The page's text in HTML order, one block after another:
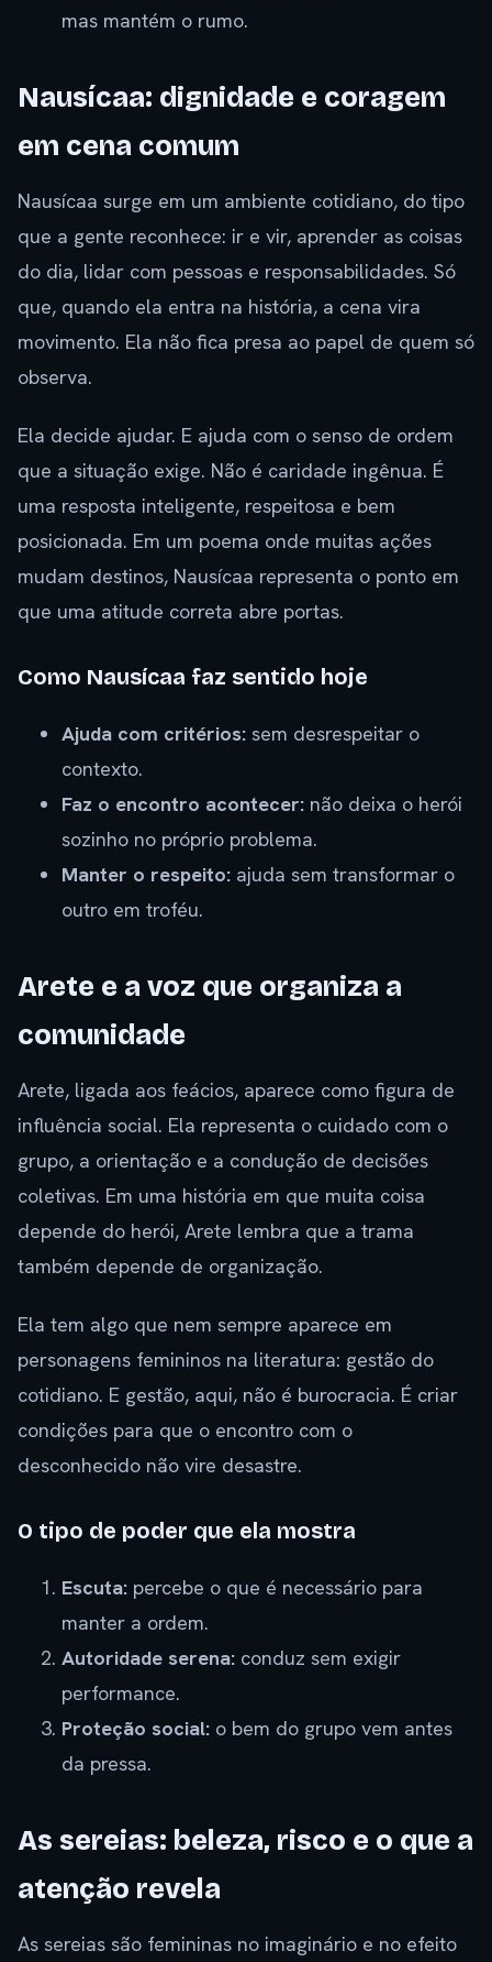
mas mantém o rumo.
Nausícaa: dignidade e coragem
em cena comum
Nausícaa surge em um ambiente cotidiano, do tipo
que a gente reconhece: ir e vir, aprender as coisas
do dia, lidar com pessoas e responsabilidades. Só
que, quando ela entra na história, a cena vira
movimento. Ela não fica presa ao papel de quem só
observa.
Ela decide ajudar. E ajuda com o senso de ordem
que a situação exige. Não é caridade ingênua. É
uma resposta inteligente, respeitosa e bem
posicionada. Em um poema onde muitas ações
mudam destinos, Nausícaa representa o ponto em
que uma atitude correta abre portas.
Como Nausícaa faz sentido hoje
Ajuda com critérios: sem desrespeitar o
contexto.
Faz o encontro acontecer: não deixa o herói
sozinho no próprio problema.
Manter o respeito: ajuda sem transformar o
outro em troféu.
Arete e a voz que organiza a
comunidade
Arete, ligada aos feácios, aparece como figura de
influência social. Ela representa o cuidado com o
grupo, a orientação e a condução de decisões
coletivas. Em uma história em que muita coisa
depende do herói, Arete lembra que a trama
também depende de organização.
Ela tem algo que nem sempre aparece em
personagens femininos na literatura: gestão do
cotidiano. E gestão, aqui, não é burocracia. É criar
condições para que o encontro com o
desconhecido não vire desastre.
O tipo de poder que ela mostra
Escuta: percebe o que é necessário para
manter a ordem.
Autoridade serena: conduz sem exigir
performance.
Proteção social: o bem do grupo vem antes
da pressa.
As sereias: beleza, risco e o que a
atenção revela
As sereias são femininas no imaginário e no efeito